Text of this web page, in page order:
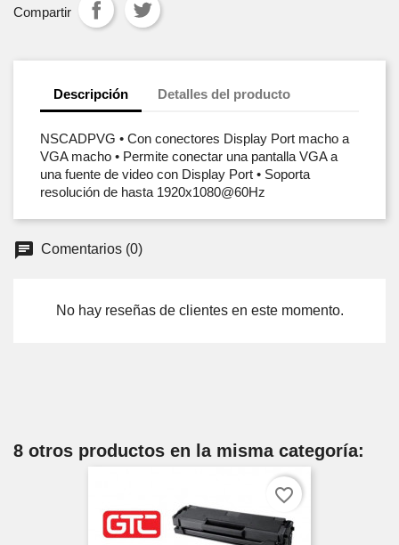
Compartir
Descripción Detalles del producto
NSCADPVG • Con conectores Display Port macho a
VGA macho • Permite conectar una pantalla VGA a
una fuente de video con Display Port • Soporta
resolución de hasta 1920x1080@60Hz
Comentarios (0)
No hay reseñas de clientes en este momento.
8 otros productos en la misma categoría:
favorite_border